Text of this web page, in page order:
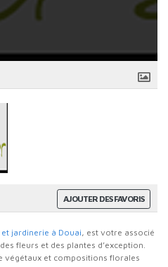
AJOUTER DES FAVORIS
jardinerie à Douai, est votre associé
fleurs et des plantes d’exception.
végétaux et compositions florales